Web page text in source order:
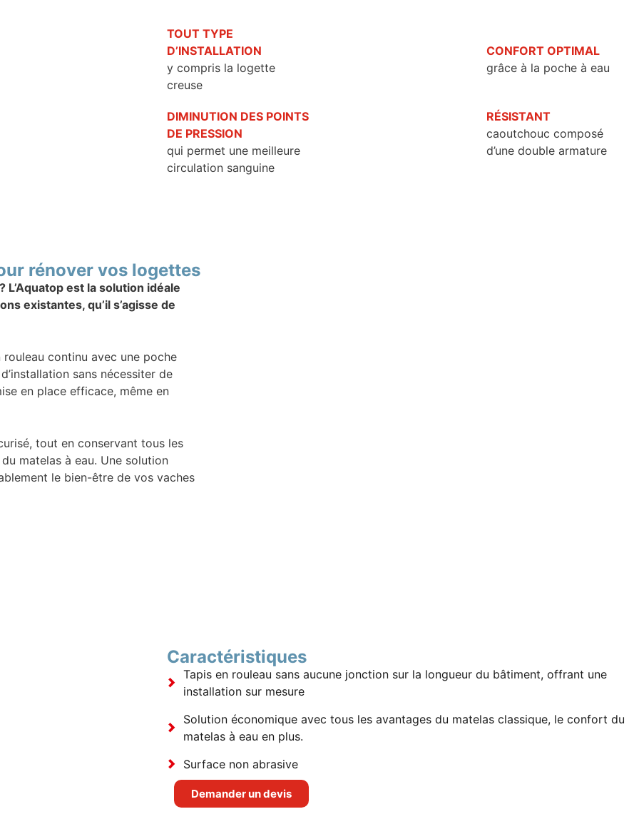
TOUT TYPE
D’INSTALLATION
y compris la logette
creuse
CONFORT OPTIMAL
grâce à la poche à eau
DIMINUTION DES POINTS
DE PRESSION
qui permet une meilleure
circulation sanguine
RÉSISTANT
caoutchouc composé
d’une double armature
rénover vos logettes
est la solution idéale
existantes, qu’il s’agisse de
continu avec une poche
sans nécessiter de
en place efficace, même en
tout en conservant tous les
matelas à eau. Une solution
le bien-être de vos vaches
Caractéristiques
Tapis en rouleau sans aucune jonction sur la longueur du bâtiment, offrant une
installation sur mesure
Solution économique avec tous les avantages du matelas classique, le confort du
matelas à eau en plus.
Surface non abrasive
Demander un devis